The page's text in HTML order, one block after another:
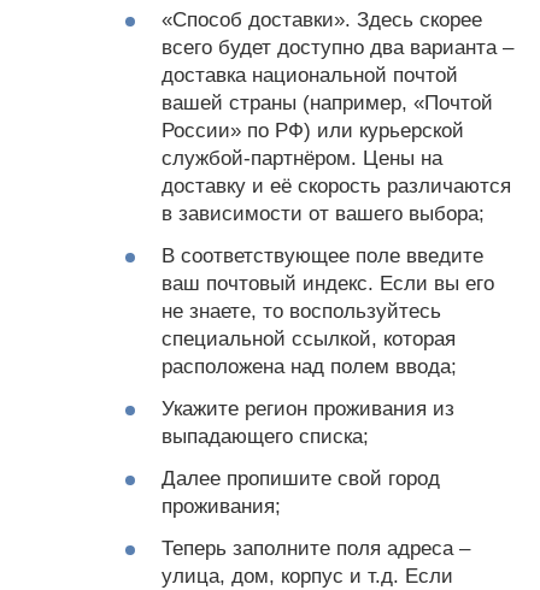
«Способ доставки». Здесь скорее
всего будет доступно два варианта –
доставка национальной почтой
вашей страны (например, «Почтой
России» по РФ) или курьерской
службой-партнёром. Цены на
доставку и её скорость различаются
в зависимости от вашего выбора;
В соответствующее поле введите
ваш почтовый индекс. Если вы его
не знаете, то воспользуйтесь
специальной ссылкой, которая
расположена над полем ввода;
Укажите регион проживания из
выпадающего списка;
Далее пропишите свой город
проживания;
Теперь заполните поля адреса –
улица, дом, корпус и т.д. Если